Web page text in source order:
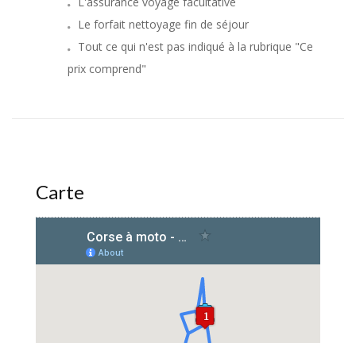
Le forfait nettoyage fin de séjour
Tout ce qui n'est pas indiqué à la rubrique "Ce
prix comprend"
Carte